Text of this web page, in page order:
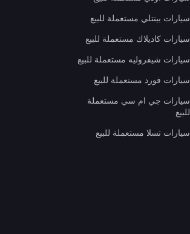
سيارات بينتلي مستعملة للبيع
سيارات كاديلاك مستعملة للبيع
سيارات شيفروليه مستعملة للبيع
سيارات فورد مستعملة للبيع
سيارات جي ام سي مستعملة
للبيع
سيارات تسلا مستعملة للبيع